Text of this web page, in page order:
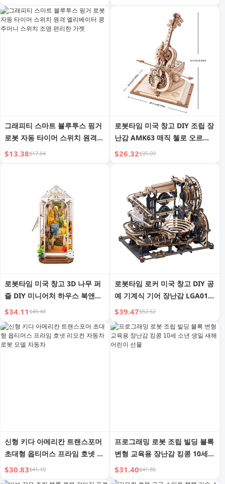
그래피티 스마트 블루투스 핑거
로봇 자동 타이머 스위치 원격
엘리베이터 콩 주머니 스위치 조
$13.38$17.84
로봇타임 미국 창고 DIY 조립 장
난감 AMK63 매직 첼로 오르골
모델 키트 3D 나무 퍼즐 (드롭 배
$26.32$35.09
로봇타임 미국 창고 3D 나무 퍼
즐 DIY 미니어처 하우스 북앤드
TGB06 가든 하우스 책꽂이 (드
롭 배송용)
$34.11$45.48
로봇타임 로커 미국 창고 DIY 공
예 기계식 기어 장난감 LGA01
마블 나이트 시티 3D 나무 퍼즐
(드롭 배송용)
$39.47$52.62
신형 키다 아메리칸 트랜스포머
초대형 옵티머스 프라임 호넷 리
모컨 자동차 로봇 모델 자동차
$30.83$41.10
프로그래밍 로봇 조립 빌딩 블록
변형 교육용 장난감 킹콩 10세
소년 생일 새해 어린이 선물
$31.40$41.86